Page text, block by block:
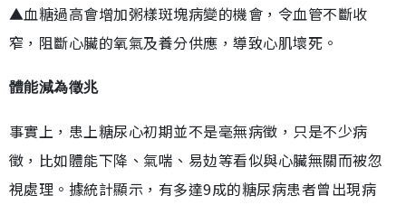
▲血糖過高會增加粥樣斑塊病變的機會，令血管不斷收
窄，阻斷心臟的氧氣及養分供應，導致心肌壞死。
體能減為徵兆
事實上，患上糖尿心初期並不是毫無病徵，只是不少病
徵，比如體能下降、氣喘、易攰等看似與心臟無關而被忽
視處理。據統計顯示，有多達9成的糖尿病患者曾出現病